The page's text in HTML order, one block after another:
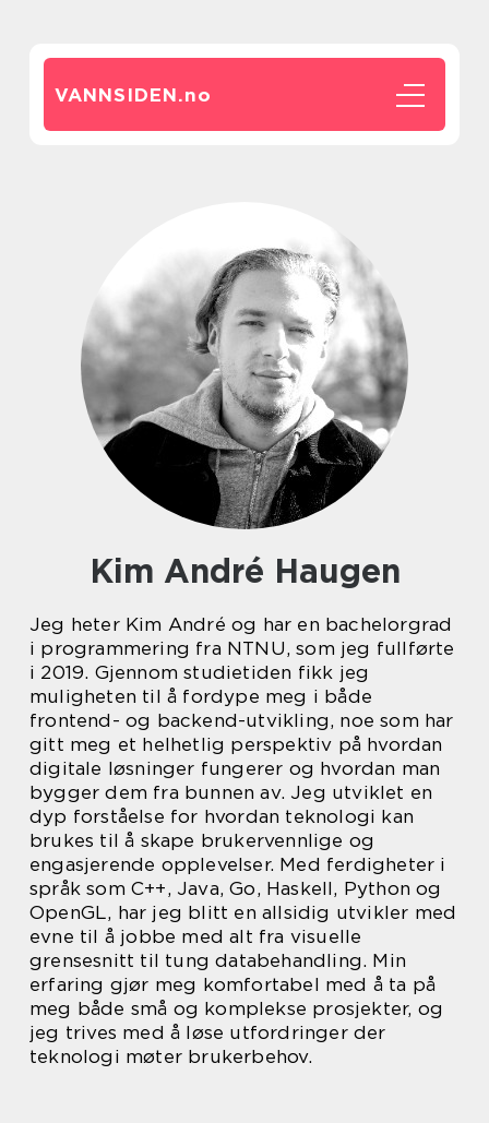
VANNSIDEN.no
Kim André Haugen
Jeg heter Kim André og har en bachelorgrad
i programmering fra NTNU, som jeg fullførte
i 2019. Gjennom studietiden fikk jeg
muligheten til å fordype meg i både
frontend- og backend-utvikling, noe som har
gitt meg et helhetlig perspektiv på hvordan
digitale løsninger fungerer og hvordan man
bygger dem fra bunnen av. Jeg utviklet en
dyp forståelse for hvordan teknologi kan
brukes til å skape brukervennlige og
engasjerende opplevelser. Med ferdigheter i
språk som C++, Java, Go, Haskell, Python og
OpenGL, har jeg blitt en allsidig utvikler med
evne til å jobbe med alt fra visuelle
grensesnitt til tung databehandling. Min
erfaring gjør meg komfortabel med å ta på
meg både små og komplekse prosjekter, og
jeg trives med å løse utfordringer der
teknologi møter brukerbehov.